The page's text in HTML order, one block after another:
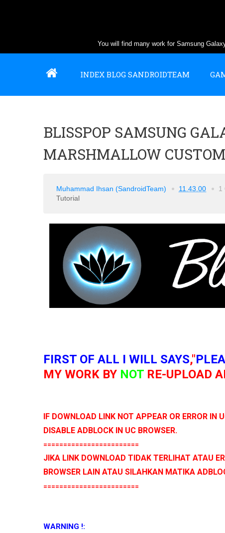
You will find many work for Samsung
INDEX BLOG SANDROIDTEAM
BLISSPOP SAMSUNG
MARSHMALLOW
Muhammad Ihsan (SandroidTeam) 11.43.00 1
Tutorial
FIRST OF ALL I WILL SAYS,"
MY WORK BY NOT RE-UPLOAD
IF DOWNLOAD LINK NOT APPEAR OR ERROR IN
DISABLE ADBLOCK IN UC BROWSER.
========================
JIKA LINK DOWNLOAD TIDAK TERLIHAT ATAU
BROWSER LAIN ATAU SILAHKAN MATIKA
========================
WARNING !: